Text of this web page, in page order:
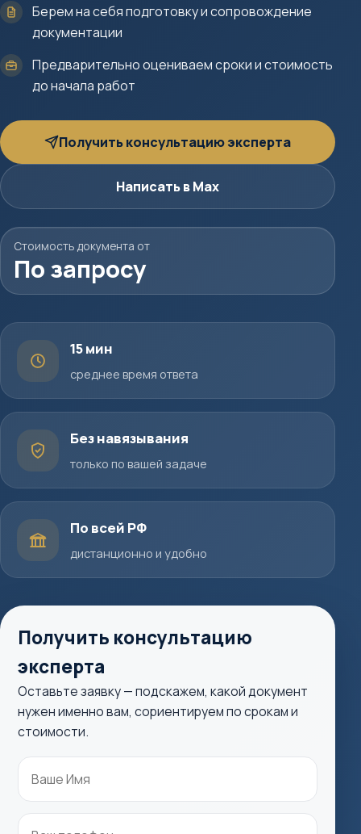
Берем на себя подготовку и сопровождение
документации
Предварительно оцениваем сроки и стоимость
до начала работ
Получить консультацию эксперта
Написать в Max
Стоимость документа от
По запросу
15 мин
среднее время ответа
Без навязывания
только по вашей задаче
По всей РФ
дистанционно и удобно
Получить консультацию
эксперта
Оставьте заявку — подскажем, какой документ
нужен именно вам, сориентируем по срокам и
стоимости.